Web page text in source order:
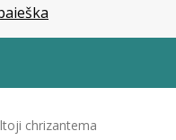
chrizantema